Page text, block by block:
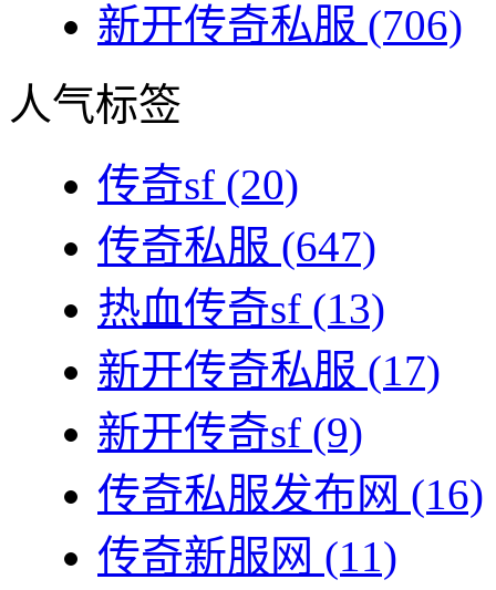
新开传奇私服 (706)
人气标签
传奇sf (20)
传奇私服 (647)
热血传奇sf (13)
新开传奇私服 (17)
新开传奇sf (9)
传奇私服发布网 (16)
传奇新服网 (11)